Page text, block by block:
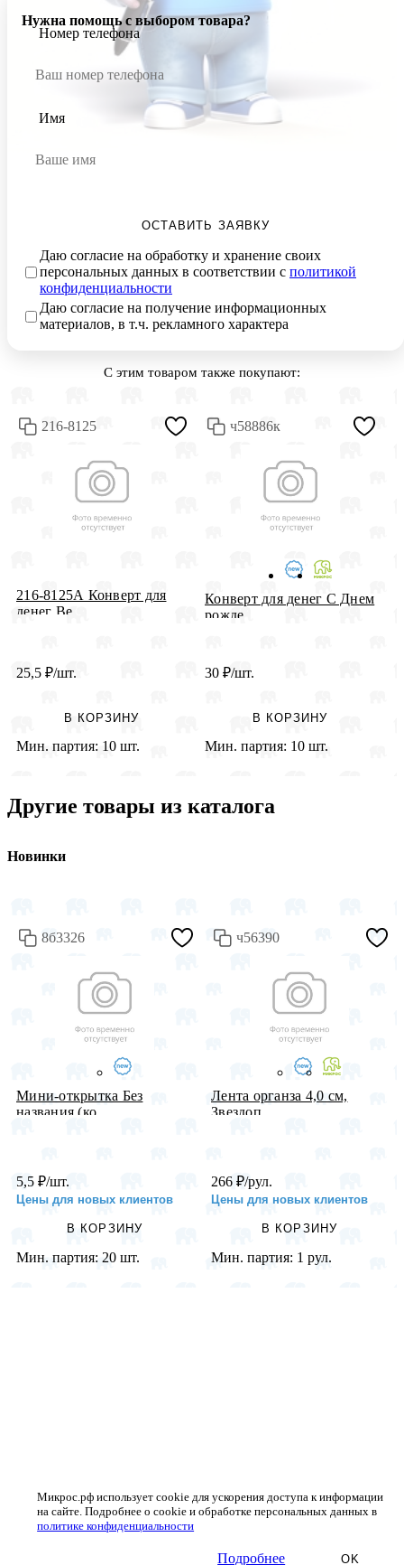
Нужна помощь с выбором товара?
Номер телефона
Имя
ОСТАВИТЬ ЗАЯВКУ
Даю согласие на обработку и хранение своих
персональных данных в соответствии с политикой
конфиденциальности
Даю согласие на получение информационных
материалов, в т.ч. рекламного характера
С этим товаром также покупают:
216-8125
216-8125А Конверт для
денег Ве...
25,5 ₽/шт.
В КОРЗИНУ
Мин. партия: 10 шт.
ч58886к
Конверт для денег С Днем
рожде...
30 ₽/шт.
В КОРЗИНУ
Мин. партия: 10 шт.
Другие товары из каталога
Новинки
8б3326
Мини-открытка Без
названия (ко...
5,5 ₽/шт.
Цены для новых клиентов
В КОРЗИНУ
Мин. партия: 20 шт.
ч56390
Лента органза 4,0 см,
Звездоп...
266 ₽/рул.
Цены для новых клиентов
В КОРЗИНУ
Мин. партия: 1 рул.
Микрос.рф использует cookie для ускорения доступа к информации
на сайте. Подробнее о cookie и обработке персональных данных в
политике конфиденциальности
Подробнее OK